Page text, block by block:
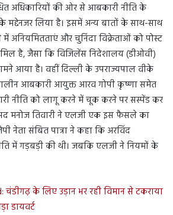
अधिकारियों की ओर से आबकारी नीति के
मद्देनजर लिया है। इसमें अन्य बातों के साथ-साथ
अनियमितताएं और चुनिंदा विक्रेताओं को पोस्ट
है, जैसा कि विजिलेंस निदेशालय (डीओवी)
आया है। वहीं दिल्ली के उपराज्यपाल वीके
आबकारी आयुक्त आरव गोपी कृष्णा समेत
नीति को लागू करने में चूक करने पर सस्पेंड कर
मनोज तिवारी ने एलजी एक इस फैसले का
नेता संबित पात्रा ने कहा कि अरविंद
में गड़बड़ी की थी। जबकि एलजी ने नियमों के
चंडीगढ़ के लिए उड़ान भर रही विमान से टकराया
डायवर्ट